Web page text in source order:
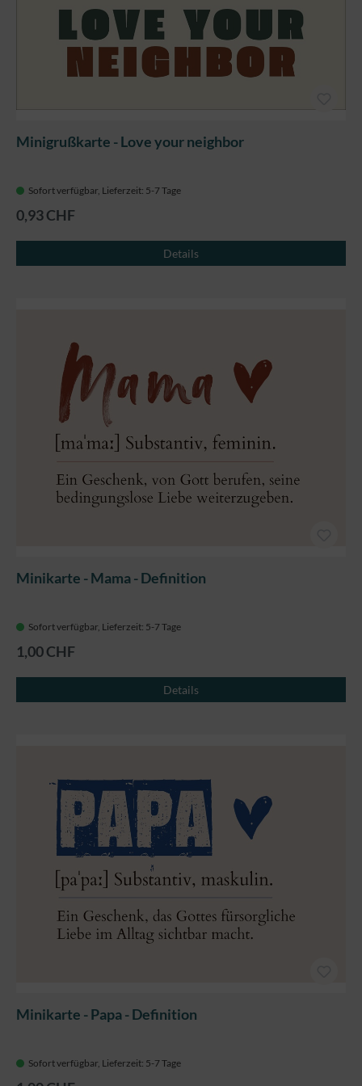
Minigrußkarte - Love your neighbor
Sofort verfügbar, Lieferzeit: 5-7 Tage
0,93 CHF
Details
Minikarte - Mama - Definition
Sofort verfügbar, Lieferzeit: 5-7 Tage
1,00 CHF
Details
Minikarte - Papa - Definition
Sofort verfügbar, Lieferzeit: 5-7 Tage